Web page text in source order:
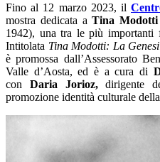
Fino al 12 marzo 2023, il
mostra dedicata aTina
1942), una tra le più importanti
Intitolata Tina Modotti: La
è promossa dall’Assessorato
Valle d’Aosta, ed è a cura di
con Daria Jorioz,dirigente
promozione identità culturale